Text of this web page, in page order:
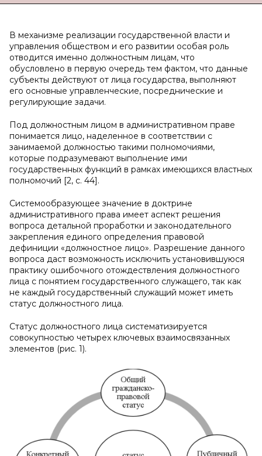
В механизме реализации государственной власти и
управления обществом и его развитии особая роль
отводится именно должностным лицам, что
обусловлено в первую очередь тем фактом, что данные
субъекты действуют от лица государства, выполняют
его основные управленческие, посреднические и
регулирующие задачи.
Под должностным лицом в административном праве
понимается лицо, наделенное в соответствии с
занимаемой должностью такими полномочиями,
которые подразумевают выполнение ими
государственных функций в рамках имеющихся властных
полномочий [2, с. 44].
Системообразующее значение в доктрине
административного права имеет аспект решения
вопроса детальной проработки и законодательного
закрепления единого определения правовой
дефиниции «должностное лицо». Разрешение данного
вопроса даст возможность исключить установившуюся
практику ошибочного отождествления должностного
лица с понятием государственного служащего, так как
не каждый государственный служащий может иметь
статус должностного лица.
Статус должностного лица систематизируется
совокупностью четырех ключевых взаимосвязанных
элементов (рис. 1).